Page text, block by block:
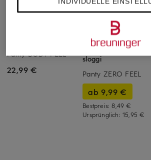
Panty BODY FEEL
22,99 €
+Aktionsrabatt
sloggi
Panty ZERO FEEL
ab 9,99 €
Bestpreis:8,49 €
Ursprünglich: 15,95 €